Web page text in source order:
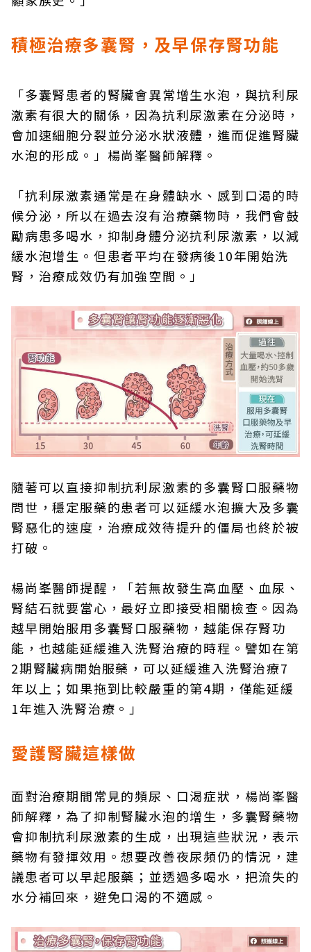
積極治療多囊腎，及早保存腎功能
「多囊腎患者的腎臟會異常增生水泡，與抗利尿
激素有很大的關係，因為抗利尿激素在分泌時，
會加速細胞分裂並分泌水狀液體，進而促進腎臟
水泡的形成。」楊尚峯醫師解釋。
「抗利尿激素通常是在身體缺水、感到口渴的時
候分泌，所以在過去沒有治療藥物時，我們會鼓
勵病患多喝水，抑制身體分泌抗利尿激素，以減
緩水泡增生。但患者平均在發病後10年開始洗
腎，治療成效仍有加強空間。」
隨著可以直接抑制抗利尿激素的多囊腎口服藥物
問世，穩定服藥的患者可以延緩水泡擴大及多囊
腎惡化的速度，治療成效待提升的僵局也終於被
打破。
楊尚峯醫師提醒，「若無故發生高血壓、血尿、
腎結石就要當心，最好立即接受相關檢查。因為
越早開始服用多囊腎口服藥物，越能保存腎功
能，也越能延緩進入洗腎治療的時程。譬如在第
2期腎臟病開始服藥，可以延緩進入洗腎治療7
年以上；如果拖到比較嚴重的第4期，僅能延緩
1年進入洗腎治療。」
愛護腎臟這樣做
面對治療期間常見的頻尿、口渴症狀，楊尚峯醫
師解釋，為了抑制腎臟水泡的增生，多囊腎藥物
會抑制抗利尿激素的生成，出現這些狀況，表示
藥物有發揮效用。想要改善夜尿頻仍的情況，建
議患者可以早起服藥；並透過多喝水，把流失的
水分補回來，避免口渴的不適感。